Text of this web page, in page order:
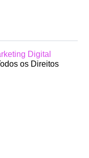
Digital
os Direitos